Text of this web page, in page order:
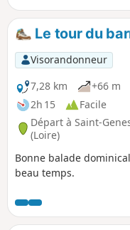
Le tour du
Visorandonneur
7,28 km
+66 m
2h 15
Facile
Départ à Saint-
(Loire)
Bonne balade
beau temps.